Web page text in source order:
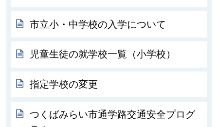
市立小・中学校の入学について
児童生徒の就学校一覧（小学校）
指定学校の変更
つくばみらい市通学路交通安全プログ